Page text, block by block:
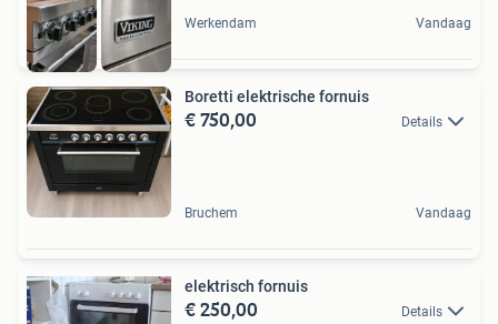
Werkendam Vandaag
Boretti elektrische fornuis
€ 750,00 Details
Bruchem Vandaag
elektrisch fornuis
€ 250,00 Details